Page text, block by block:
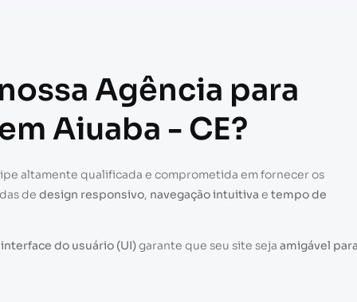
Agência para
Aiuaba - CE?
altamente qualificada e comprometida em fornecer os
de design responsivo, navegação intuitiva e tempo de
interface do usuário (UI)garante que seu site seja amigável